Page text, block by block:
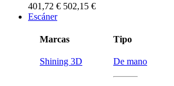
401,72 € 502,15 €
Escáner
Marcas
Shining 3D
Tipo
De mano